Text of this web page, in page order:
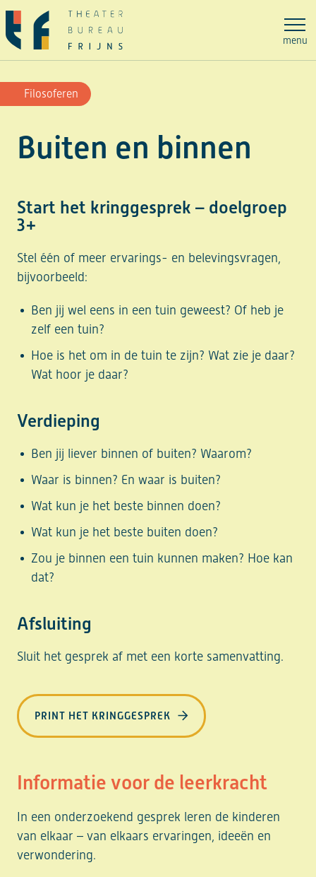
Ga
naar
de
inhoud
menu
Buiten en binnen
Filosoferen
Start het kringgesprek – doelgroep
3+
Stel één of meer ervarings- en belevingsvragen,
bijvoorbeeld:
Ben jij wel eens in een tuin geweest? Of heb je
zelf een tuin?
Hoe is het om in de tuin te zijn? Wat zie je daar?
Wat hoor je daar?
Verdieping
Ben jij liever binnen of buiten? Waarom?
Waar is binnen? En waar is buiten?
Wat kun je het beste binnen doen?
Wat kun je het beste buiten doen?
Zou je binnen een tuin kunnen maken? Hoe kan
dat?
Afsluiting
Sluit het gesprek af met een korte samenvatting.
PRINT HET KRINGGESPREK
Informatie voor de leerkracht
In een onderzoekend gesprek leren de kinderen
van elkaar – van elkaars ervaringen, ideeën en
verwondering.